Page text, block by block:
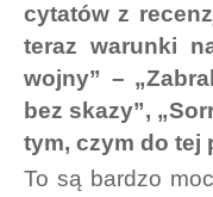
cytatów z
teraz warunki
wojny” –
bez skazy”,
tym, czym do tej
To są bardzo